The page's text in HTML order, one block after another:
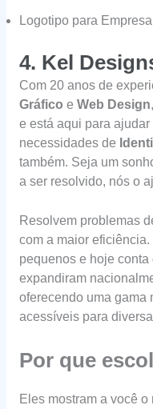
Logotipo para Empresa
4. Kel
Com 20 anos de
Gráfico e Web Design
e está aqui para
necessidades de
também. Seja um
a ser resolvido, nós o
Resolvem problemas
com a maior
pequenos e hoje
expandiram
oferecendo uma gama
acessíveis para
Por que
Eles mostram a você